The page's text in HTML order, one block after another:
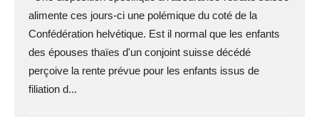
alimente ces jours-ci une polémique du coté de la
Confédération helvétique. Est il normal que les enfants
des épouses thaïes d'un conjoint suisse décédé
perçoive la rente prévue pour les enfants issus de
filiation d...